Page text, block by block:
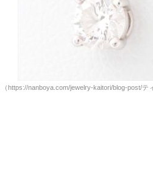
（https://nanboya.com/jewelry-kaitori/blog-post/